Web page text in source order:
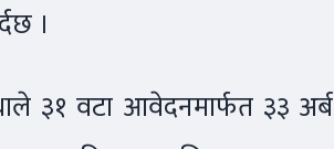
।
३१ वटा आवेदनमार्फत ३३ अर्ब